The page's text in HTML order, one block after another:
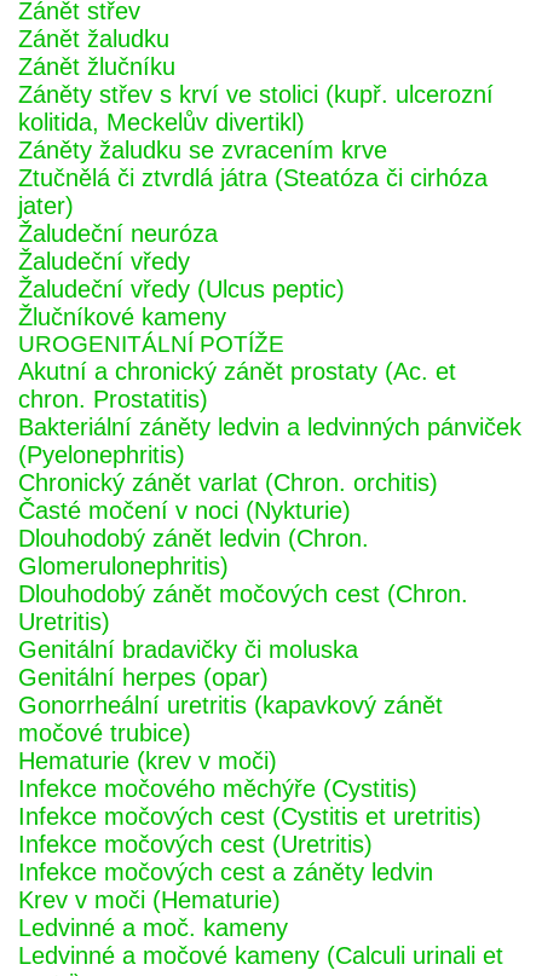
Zánět střev
Zánět žaludku
Zánět žlučníku
Záněty střev s krví ve stolici (kupř. ulcerozní
kolitida, Meckelův divertikl)
Záněty žaludku se zvracením krve
Ztučnělá či ztvrdlá játra (Steatóza či cirhóza
jater)
Žaludeční neuróza
Žaludeční vředy
Žaludeční vředy (Ulcus peptic)
Žlučníkové kameny
UROGENITÁLNÍ POTÍŽE
Akutní a chronický zánět prostaty (Ac. et
chron. Prostatitis)
Bakteriální záněty ledvin a ledvinných pánviček
(Pyelonephritis)
Chronický zánět varlat (Chron. orchitis)
Časté močení v noci (Nykturie)
Dlouhodobý zánět ledvin (Chron.
Glomerulonephritis)
Dlouhodobý zánět močových cest (Chron.
Uretritis)
Genitální bradavičky či moluska
Genitální herpes (opar)
Gonorrheální uretritis (kapavkový zánět
močové trubice)
Hematurie (krev v moči)
Infekce močového měchýře (Cystitis)
Infekce močových cest (Cystitis et uretritis)
Infekce močových cest (Uretritis)
Infekce močových cest a záněty ledvin
Krev v moči (Hematurie)
Ledvinné a moč. kameny
Ledvinné a močové kameny (Calculi urinali et